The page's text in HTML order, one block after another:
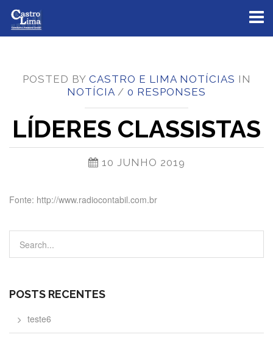
POSTED BY CASTRO E LIMA NOTÍCIAS IN
NOTÍCIA / 0 RESPONSES
LÍDERES CLASSISTAS
10 JUNHO 2019
Fonte: http://www.radiocontabil.com.br
POSTS RECENTES
teste6